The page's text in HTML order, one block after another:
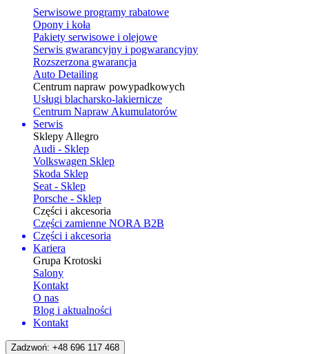
Serwisowe programy rabatowe
Opony i koła
Pakiety serwisowe i olejowe
Serwis gwarancyjny i pogwarancyjny
Rozszerzona gwarancja
Auto Detailing
Centrum napraw powypadkowych
Usługi blacharsko-lakiernicze
Centrum Napraw Akumulatorów
Serwis
Sklepy Allegro
Audi - Sklep
Volkswagen Sklep
Skoda Sklep
Seat - Sklep
Porsche - Sklep
Części i akcesoria
Części zamienne NORA B2B
Części i akcesoria
Kariera
Grupa Krotoski
Salony
Kontakt
O nas
Blog i aktualności
Kontakt
Zadzwoń: +48 696 117 468